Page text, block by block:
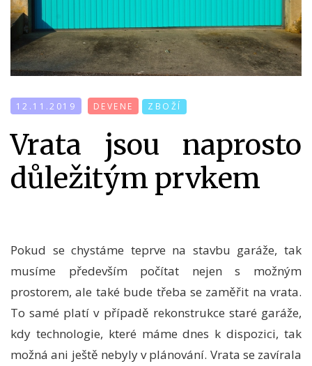
12.11.2019 DEVENE ZBOŽÍ
Vrata jsou naprosto
důležitým prvkem
Pokud se chystáme teprve na stavbu garáže, tak
musíme především počítat nejen s možným
prostorem, ale také bude třeba se zaměřit na vrata.
To samé platí v případě rekonstrukce staré garáže,
kdy technologie, které máme dnes k dispozici, tak
možná ani ještě nebyly v plánování. Vrata se zavírala